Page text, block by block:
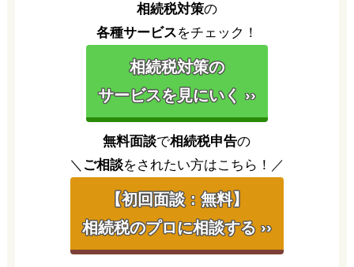
相続税対策の
各種サービスをチェック！
相続税対策の
サービスを見にいく ››
無料面談で相続税申告の
＼ ご相談をされたい方はこちら！／
【初回面談：無料】
相続税のプロに相談する ››